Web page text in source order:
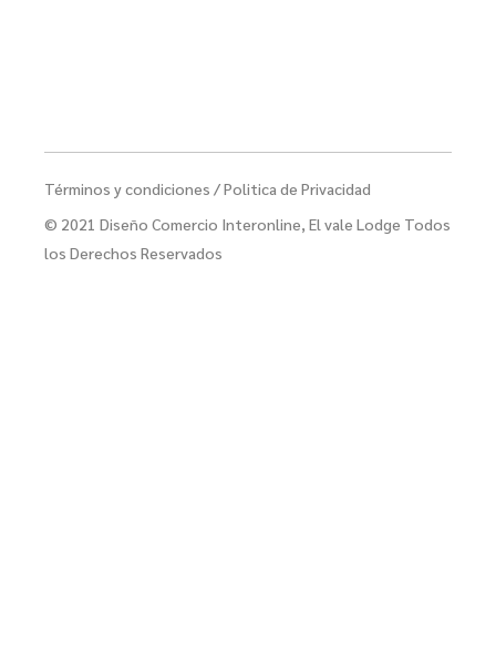
Términos y condiciones /Politica de Privacidad
© 2021 Diseño Comercio Interonline, El vale Lodge Todos
los Derechos Reservados